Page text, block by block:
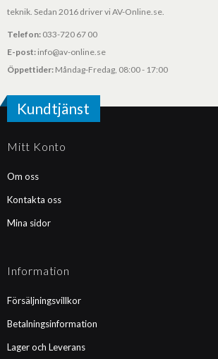
teknik. Sedan 2016 driver vi AV-Online.se.
Telefon: 033-720 67 00
E-post: info@av-online.se
Öppettider: Måndag-Fredag, 08:00 - 17:00
Kundtjänst
Mitt Konto
Om oss
Kontakta oss
Mina sidor
Information
Försäljningsvillkor
Betalningsinformation
Lager och Leverans